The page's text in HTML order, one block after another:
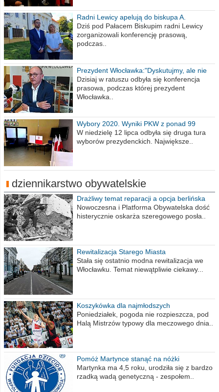
Radni Lewicy apelują do biskupa A.
Wiesława Meringa
Dziś pod Pałacem Biskupim radni Lewicy
zorganizowali konferencję prasową,
podczas..
Prezydent Włocławka:"Dyskutujmy, ale nie
obrażajmy się”
Dzisiaj w ratuszu odbyła się konferencja
prasowa, podczas której prezydent
Włocławka..
Wybory 2020. Wyniki PKW z ponad 99
procent obwodów
W niedzielę 12 lipca odbyła się druga tura
wyborów prezydenckich. Największe..
dziennikarstwo obywatelskie
Drażliwy temat reparacji a opcja berlińska
Nowoczesna i Platforma Obywatelska dość
histerycznie oskarża szeregowego posła..
Rewitalizacja Starego Miasta
Stała się ostatnio modna rewitalizacja we
Włocławku. Temat niewątpliwie ciekawy...
Koszykówka dla najmłodszych
Poniedziałek, pogoda nie rozpieszcza, pod
Halą Mistrzów typowy dla meczowego dnia..
Pomóż Martynce stanąć na nóżki
Martynka ma 4,5 roku, urodziła się z bardzo
rzadką wadą genetyczną - zespołem..